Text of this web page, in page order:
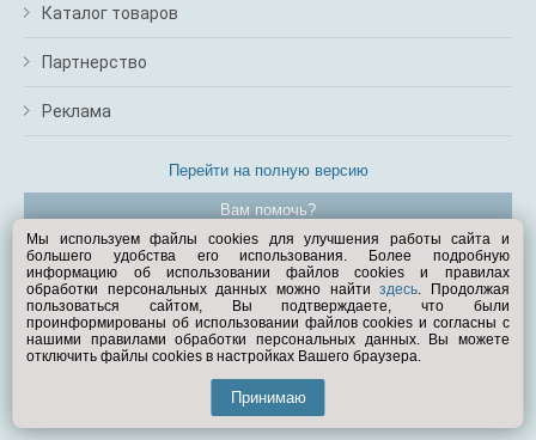
Каталог товаров
Партнерство
Реклама
Перейти на полную версию
Вам помочь?
© Exist.ru 1998—2026
Мы используем файлы cookies для улучшения работы сайта и
большего удобства его использования. Более подробную
информацию об использовании файлов cookies и правилах
обработки персональных данных можно найтиздесь. Продолжая
пользоваться сайтом, Вы подтверждаете, что были
проинформированы об использовании файлов cookies и согласны с
нашими правилами обработки персональных данных. Вы можете
отключить файлы cookies в настройках Вашего браузера.
Принимаю